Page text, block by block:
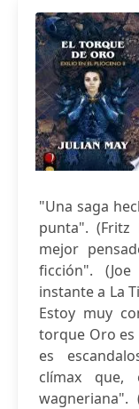
"Una saga
punta".
mejor
ficción".
instante a La
Estoy muy
torque Oro es
es
clímax que,
wagneriana".